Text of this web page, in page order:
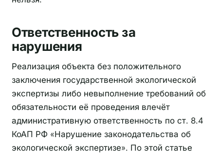
Ответственность за
нарушения
Реализация объекта без положительного
заключения государственной экологической
экспертизы либо невыполнение требований об
обязательности её проведения влечёт
административную ответственность по ст. 8.4
КоАП РФ «Нарушение законодательства об
экологической экспертизе». По этой статье